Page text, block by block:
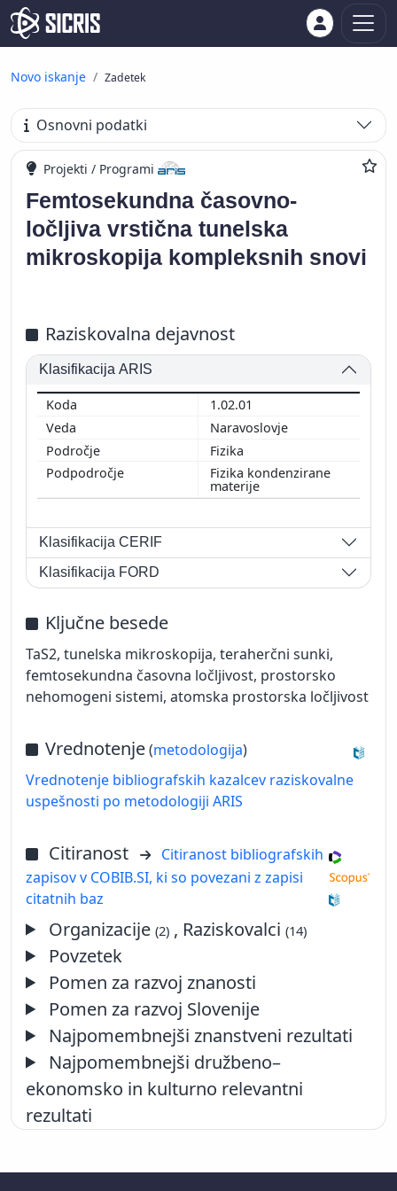
Novo iskanje Zadetek
Osnovni podatki
Projekti / Programi
Femtosekundna časovno-
ločljiva vrstična tunelska
mikroskopija kompleksnih snovi
Raziskovalna dejavnost
Klasifikacija ARIS
1.02.01
Naravoslovje
Fizika
Fizika kondenzirane
materije
Klasifikacija CERIF
Klasifikacija FORD
Ključne besede
TaS2, tunelska mikroskopija, teraherčni sunki,
femtosekundna časovna ločljivost, prostorsko
nehomogeni sistemi, atomska prostorska ločljivost
Vrednotenje(metodologija)
Vrednotenje bibliografskih kazalcev raziskovalne
uspešnosti po metodologiji ARIS
Citiranost
Citiranost bibliografskih
zapisov v COBIB.SI, ki so povezani z zapisi
citatnih baz
Organizacije(2) , Raziskovalci(14)
Povzetek
Pomen za razvoj znanosti
Pomen za razvoj Slovenije
Najpomembnejši znanstveni rezultati
Najpomembnejši družbeno–
ekonomsko in kulturno relevantni
rezultati